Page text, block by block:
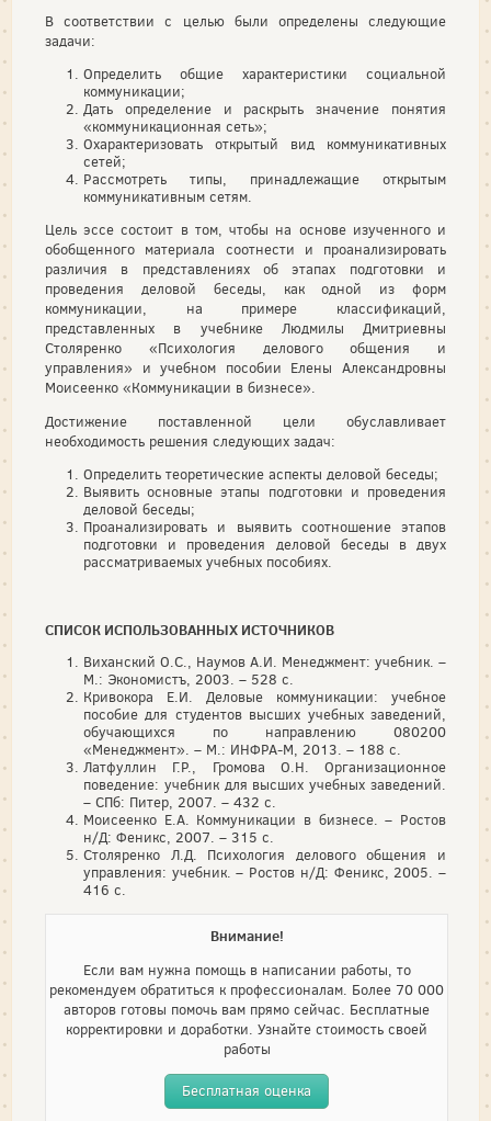
В соответствии с целью были определены следующие
задачи:
Определить общие характеристики социальной
коммуникации;
Дать определение и раскрыть значение понятия
«коммуникационная сеть»;
Охарактеризовать открытый вид коммуникативных
сетей;
Рассмотреть типы, принадлежащие открытым
коммуникативным сетям.
Цель эссе состоит в том, чтобы на основе изученного и
обобщенного материала соотнести и проанализировать
различия в представлениях об этапах подготовки и
проведения деловой беседы, как одной из форм
коммуникации, на примере классификаций,
представленных в учебнике Людмилы Дмитриевны
Столяренко «Психология делового общения и
управления» и учебном пособии Елены Александровны
Моисеенко «Коммуникации в бизнесе».
Достижение поставленной цели обуславливает
необходимость решения следующих задач:
Определить теоретические аспекты деловой беседы;
Выявить основные этапы подготовки и проведения
деловой беседы;
Проанализировать и выявить соотношение этапов
подготовки и проведения деловой беседы в двух
рассматриваемых учебных пособиях.
СПИСОК ИСПОЛЬЗОВАННЫХ ИСТОЧНИКОВ
Виханский О.С., Наумов А.И. Менеджмент: учебник. –
М.: Экономистъ, 2003. – 528 с.
Кривокора Е.И. Деловые коммуникации: учебное
пособие для студентов высших учебных заведений,
обучающихся по направлению 080200
«Менеджмент». – М.: ИНФРА-М, 2013. – 188 с.
Латфуллин Г.Р., Громова О.Н. Организационное
поведение: учебник для высших учебных заведений.
– СПб: Питер, 2007. – 432 с.
Моисеенко Е.А. Коммуникации в бизнесе. – Ростов
н/Д: Феникс, 2007. – 315 с.
Столяренко Л.Д. Психология делового общения и
управления: учебник. – Ростов н/Д: Феникс, 2005. –
416 с.
Внимание!
Если вам нужна помощь в написании работы, то
рекомендуем обратиться к профессионалам. Более 70 000
авторов готовы помочь вам прямо сейчас. Бесплатные
корректировки и доработки. Узнайте стоимость своей
работы
Бесплатная оценка